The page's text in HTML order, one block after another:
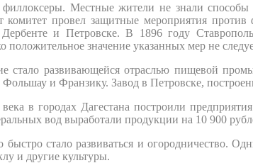
филлоксеры. Местные жители не знали
комитет провел защитные мероприятия
и Петровске. В 1896 году
положительное значение указанных мер не
стало развивающейся отраслью пищевой
и Франзику. Завод в Петровске,
в городах Дагестана построили
вод выработали продукции на 10 900
быстро стало развиваться и огородничество.
и другие культуры.